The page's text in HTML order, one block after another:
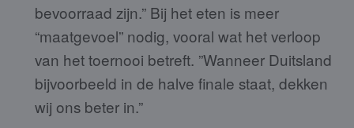
bevoorraad zijn.” Bij het eten is meer
“maatgevoel” nodig, vooral wat het verloop
van het toernooi betreft. ”Wanneer Duitsland
bijvoorbeeld in de halve finale staat, dekken
wij ons beter in.”